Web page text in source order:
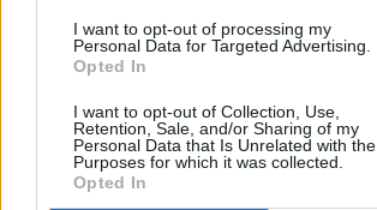
I want to opt-out of processing my
Personal Data for Targeted Advertising.
Opted In
I want to opt-out of Collection, Use,
Retention, Sale, and/or Sharing of my
Personal Data that Is Unrelated with the
Purposes for which it was collected.
Opted In
ελληνικής τηλεόρασης.